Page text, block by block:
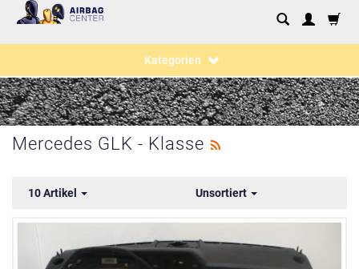
Kategorien
Mercedes GLK - Klasse
10 Artikel Unsortiert